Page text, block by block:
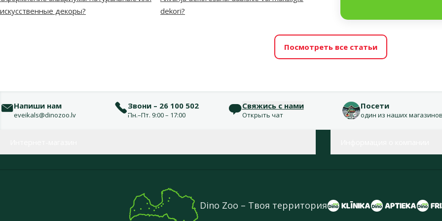
искусственные декоры?
dekori?
Посмотреть все статьи
Напиши нам
eveikals@dinozoo.lv
Звони – 26 100 502
Пн.–Пт. 9:00 – 17:00
Свяжись с нами
Открыть чат
Посети
один из наших
Dino Zoo – Твоя территория